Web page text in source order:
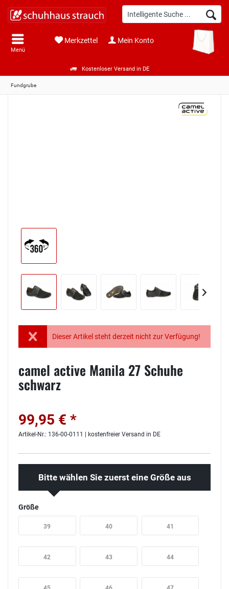
Kostenloser Versand in DE
Menü
Merkzettel Mein Konto
Fundgrube
Dieser Artikel steht derzeit nicht zur Verfügung!
camel active Manila 27 Schuhe
schwarz
99,95 € *
Artikel-Nr.: 136-00-0111 | kostenfreier Versand in DE
Bitte wählen Sie zuerst eine Größe aus
Größe
39 40 41
42 43 44